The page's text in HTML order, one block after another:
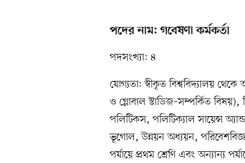
পদের নাম: গবেষণা কর্মকর্তা
পদসংখ্যা: ৪
যোগ্যতা: স্বীকৃত বিশ্ববিদ্যালয় থেকে
ও গ্লোবাল স্টাডিজ–সম্পর্কিত বিষয়),
পলিটিকস, পলিটিক্যাল সায়েন্স
ভূগোল, উন্নয়ন অধ্যয়ন,
পর্যায়ে প্রথম শ্রেণি এবং অন্যান্য